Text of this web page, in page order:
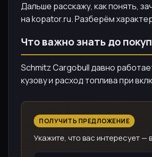
Дальше расскажу, как понять,
на kopator.ru. Разберём
Что важно знать до
Schmitz Cargobull давно
кузову и расход топлива при
ПОЛУЧИТЬ ПРЕДЛОЖЕНИЕ
Укажите, что вас интересует